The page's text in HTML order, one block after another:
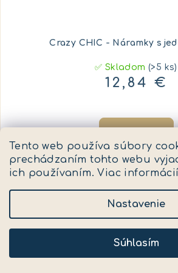
Tento web používa súbory
prechádzaním tohto webu
ich používaním. Viac informácií
Nastavenie
Súhlasím
Crazy CHIC - Náramky s
✅ Skladom(>5 ks)
12,84 €